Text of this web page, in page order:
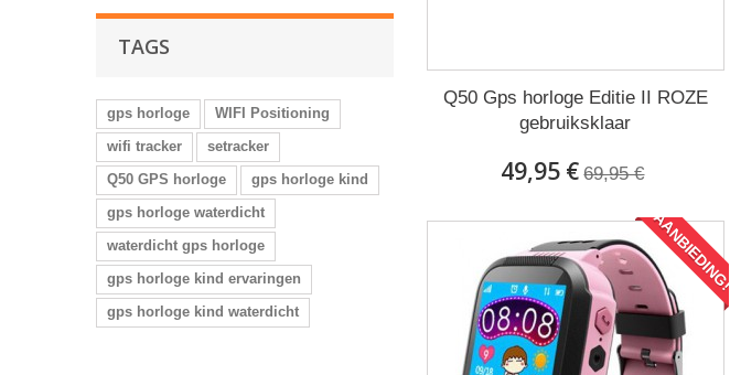
TAGS
gps horloge
WIFI Positioning
wifi tracker
setracker
Q50 GPS horloge
gps horloge kind
gps horloge waterdicht
waterdicht gps horloge
gps horloge kind ervaringen
gps horloge kind waterdicht
Q50 Gps horloge Editie II ROZE
gebruiksklaar
49,95 € 69,95 €
AANBIEDING!